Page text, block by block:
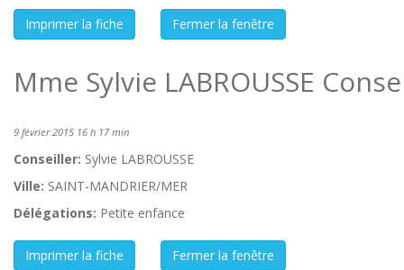
Mme Sylvie LABROUSSE
9 février 2015 16 h 17 min
Conseiller: Sylvie LABROUSSE
Ville: SAINT-MANDRIER/MER
Délégations: Petite enfance